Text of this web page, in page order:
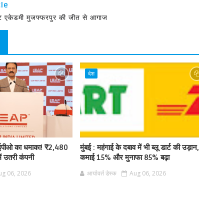
एकेडमी मुजफ्फरपुर की जीत से आगाज
का धमाका! ₹2,480
उतरी कंपनी
06, 2026
देश
मुंबई : महंगाई के दबाव में भी ब्लू डार्ट की उड़ान,
कमाई 15% और मुनाफा 85% बढ़ा
आर्यावर्त डेस्क Aug 06, 2026